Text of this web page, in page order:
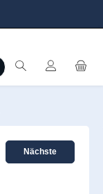
Werkzeugleiste anzeigen
Nächste